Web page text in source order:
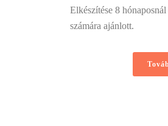
Elkészítése 8
számára ajánlott.